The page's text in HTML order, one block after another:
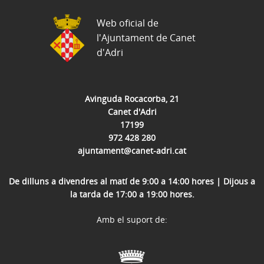
Avinguda Rocacorba, 21
Canet d'Adri
17199
972 428 280
ajuntament@canet-adri.cat
De dilluns a divendres al matí de 9:00 a 14:00 hores | Dijous a
la tarda de 17:00 a 19:00 hores.
Web oficial de
l'Ajuntament de Canet
d'Adri
Amb el suport de: